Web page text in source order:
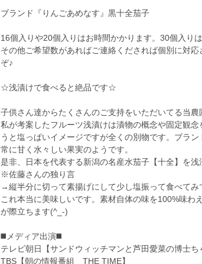
ブランド『りんごあめなす』黒十全茄子
16個入りや20個入りはお時間かかります。30個入り
その他ご希望数があればご連絡くだされば個別に対
ぞ♪
☆浅漬けで食べると絶品です☆
子供さん達からたくさんのご支持をいただいてる当農
私が考案したフルーツ浅漬けは漬物の概念や固定観
うと塩っぱいイメージですが全くの別物です。ブラ
常に甘く水々しい果実のようです。
是非、日本を代表する新潟の名産水茄子【十全】を浅
※佐藤さんの独り言
→縦半分に切って素揚げにして少し塩振って食べてみ
これ本当に美味しいです。素材自体の味を100%味わ
が際立ちます(^_-)
◼️メディア出演◼️
テレビ朝日【サンドウィッチマンと芦田愛菜の博士ち
TBS【朝の情報番組 THE TIME】